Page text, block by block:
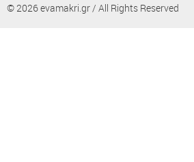
© 2026 evamakri.gr / All Rights Reserved